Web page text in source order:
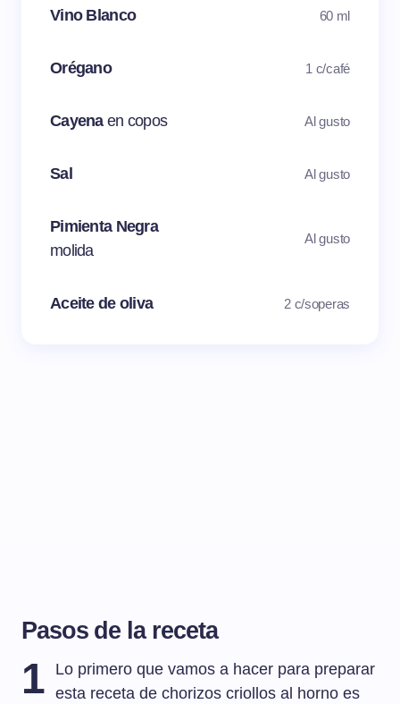
Vino Blanco 60 ml
Orégano 1 c/café
Cayena en copos Al gusto
Sal Al gusto
Pimienta Negra
molida
Al gusto
Aceite de oliva 2 c/soperas
Pasos de la receta
1
Lo primero que vamos a hacer para preparar
esta receta de chorizos criollos al horno es